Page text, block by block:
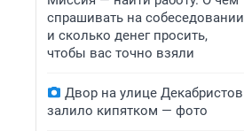
спрашивать на собеседовании
и сколько денег просить,
чтобы вас точно взяли
Двор на улице Декабристов
залило кипятком — фото